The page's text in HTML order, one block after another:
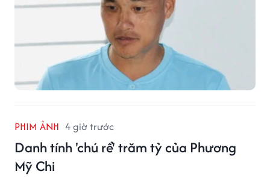
PHIM ẢNH 4 giờ trước
Danh tính 'chú rể' trăm tỷ của Phương
Mỹ Chi